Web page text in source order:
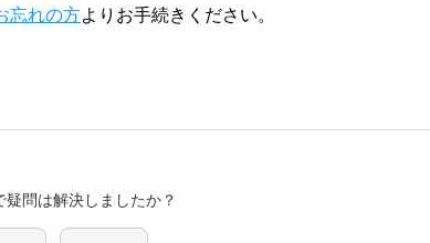
忘れの方よりお手続きください。
疑問は解決しましたか？